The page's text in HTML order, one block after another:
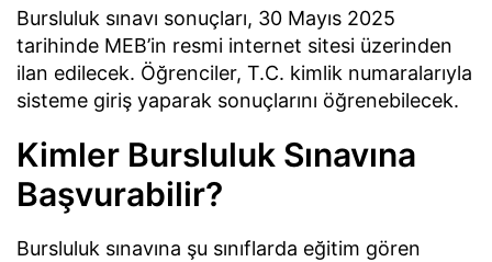
Bursluluk sınavı sonuçları, 30 Mayıs 2025
tarihinde MEB’in resmi internet sitesi üzerinden
ilan edilecek. Öğrenciler, T.C. kimlik numaralarıyla
sisteme giriş yaparak sonuçlarını öğrenebilecek.
Kimler Bursluluk Sınavına
Başvurabilir?
Bursluluk sınavına şu sınıflarda eğitim gören